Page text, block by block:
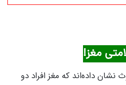
نشان داده‌اند که مغز افراد دو